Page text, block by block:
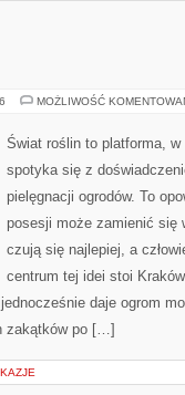
MOŻLIWOŚĆ
Świat roślin to platforma, w
spotyka się z
pielęgnacji ogrodów. To
posesji może zamienić się
czują się najlepiej, a
centrum tej idei stoi
daje ogrom
zakątków po […]